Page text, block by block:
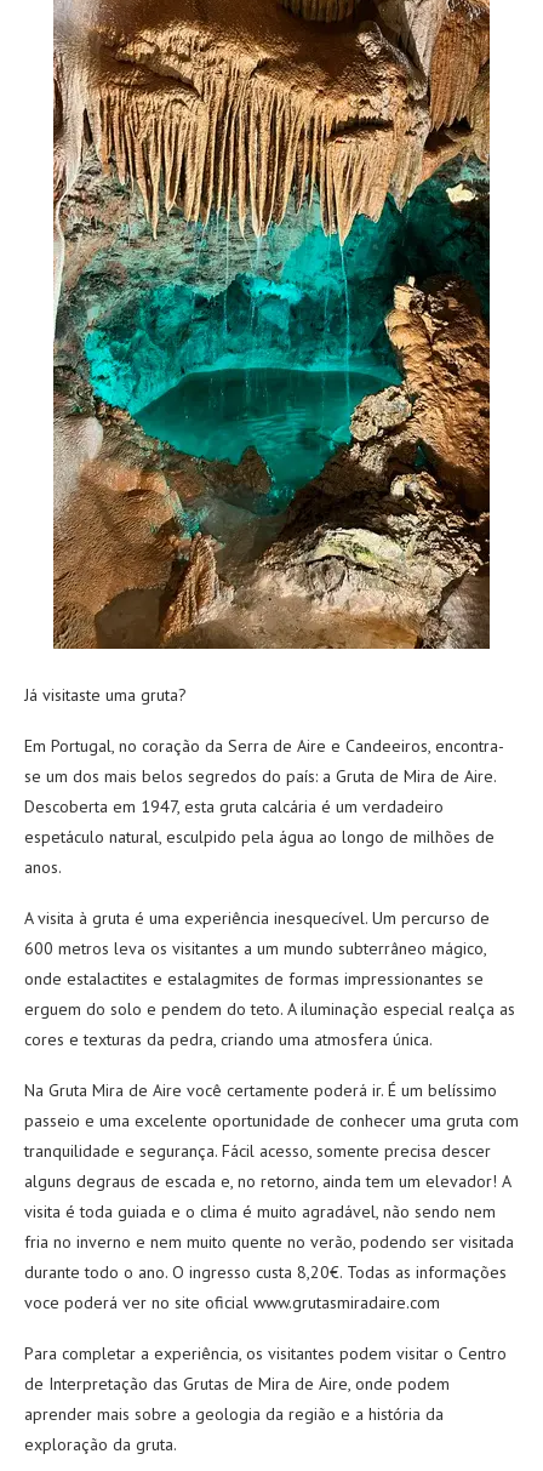
Já visitaste uma gruta?
Em Portugal, no coração da Serra de Aire e Candeeiros, encontra-
se um dos mais belos segredos do país: a Gruta de Mira de Aire.
Descoberta em 1947, esta gruta calcária é um verdadeiro
espetáculo natural, esculpido pela água ao longo de milhões de
anos.
A visita à gruta é uma experiência inesquecível. Um percurso de
600 metros leva os visitantes a um mundo subterrâneo mágico,
onde estalactites e estalagmites de formas impressionantes se
erguem do solo e pendem do teto. A iluminação especial realça as
cores e texturas da pedra, criando uma atmosfera única.
Na Gruta Mira de Aire você certamente poderá ir. É um belíssimo
passeio e uma excelente oportunidade de conhecer uma gruta com
tranquilidade e segurança. Fácil acesso, somente precisa descer
alguns degraus de escada e, no retorno, ainda tem um elevador! A
visita é toda guiada e o clima é muito agradável, não sendo nem
fria no inverno e nem muito quente no verão, podendo ser visitada
durante todo o ano. O ingresso custa 8,20€. Todas as informações
voce poderá ver no site oficial www.grutasmiradaire.com
Para completar a experiência, os visitantes podem visitar o Centro
de Interpretação das Grutas de Mira de Aire, onde podem
aprender mais sobre a geologia da região e a história da
exploração da gruta.